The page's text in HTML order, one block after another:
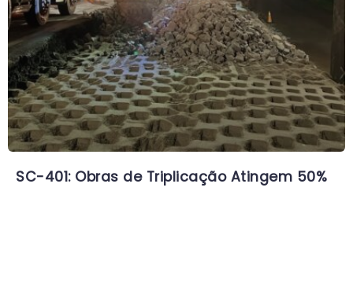
SC-401: Obras de Triplicação Atingem 50%